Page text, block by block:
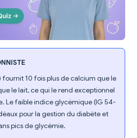
10 fois plus de calcium que le
le lait, ce qui le rend exceptionnel
Le faible indice glycémique (IG 54-
pour la gestion du diabète et
pics de glycémie.